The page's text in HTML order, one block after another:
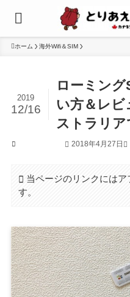
ホーム 海外Wifi＆SIM
ローミン
い方＆レビ
ストラリア
2019
12/16
2018年4月27日
当ページのリンクには
す。